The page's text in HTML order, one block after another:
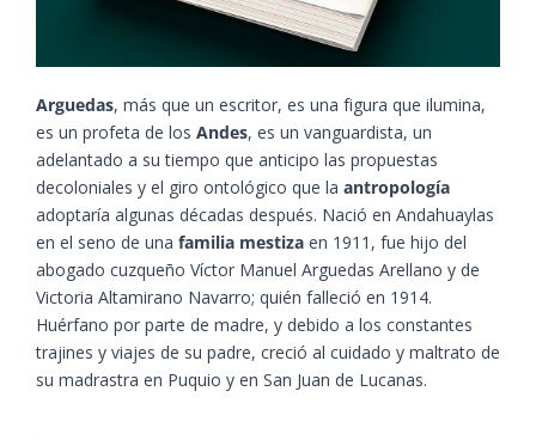
Arguedas, más que un escritor, es una figura que ilumina,
es un profeta de los Andes, es un vanguardista, un
adelantado a su tiempo que anticipo las propuestas
decoloniales y el giro ontológico que la antropología
adoptaría algunas décadas después. Nació en Andahuaylas
en el seno de una familia mestiza en 1911, fue hijo del
abogado cuzqueño Víctor Manuel Arguedas Arellano y de
Victoria Altamirano Navarro; quién falleció en 1914.
Huérfano por parte de madre, y debido a los constantes
trajines y viajes de su padre, creció al cuidado y maltrato de
su madrastra en Puquio y en San Juan de Lucanas.